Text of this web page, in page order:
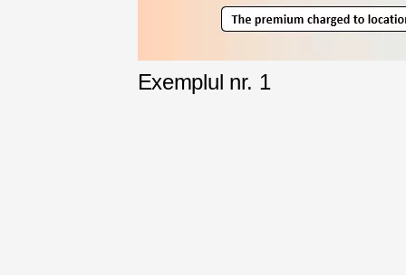
Exemplul nr. 1